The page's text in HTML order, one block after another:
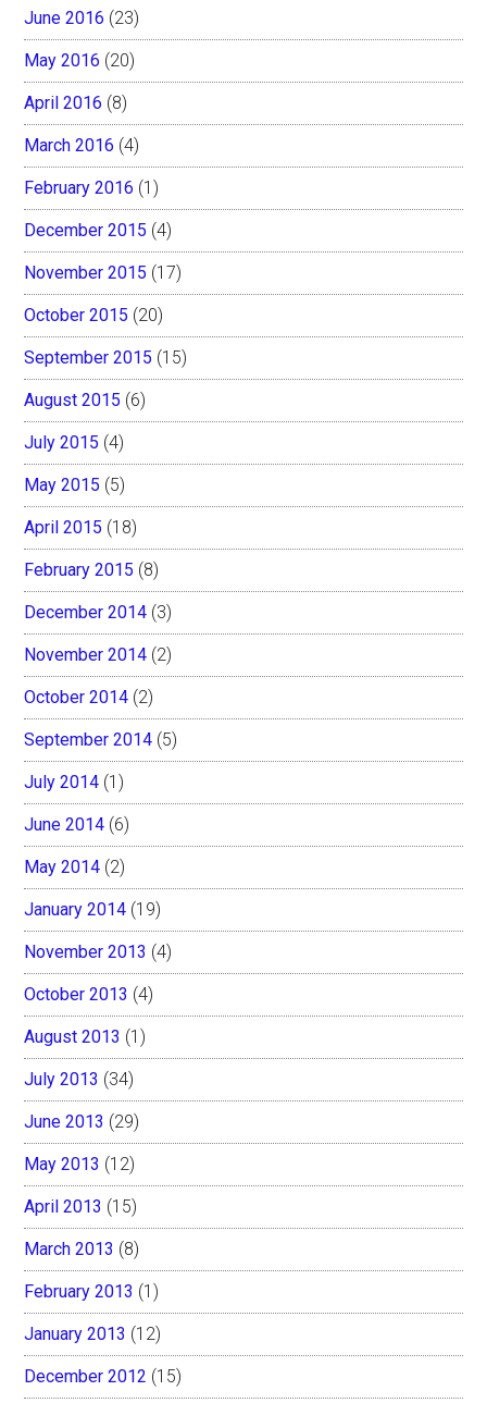
June 2016 (23)
May 2016 (20)
April 2016 (8)
March 2016 (4)
February 2016 (1)
December 2015 (4)
November 2015 (17)
October 2015 (20)
September 2015 (15)
August 2015 (6)
July 2015 (4)
May 2015 (5)
April 2015 (18)
February 2015 (8)
December 2014 (3)
November 2014 (2)
October 2014 (2)
September 2014 (5)
July 2014 (1)
June 2014 (6)
May 2014 (2)
January 2014 (19)
November 2013 (4)
October 2013 (4)
August 2013 (1)
July 2013 (34)
June 2013 (29)
May 2013 (12)
April 2013 (15)
March 2013 (8)
February 2013 (1)
January 2013 (12)
December 2012 (15)